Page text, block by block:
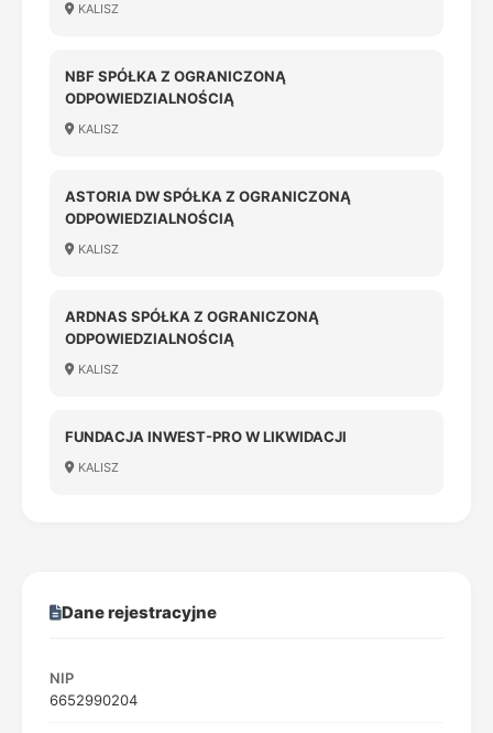
KALISZ
NBF SPÓŁKA Z OGRANICZONĄ
ODPOWIEDZIALNOŚCIĄ
KALISZ
ASTORIA DW SPÓŁKA Z OGRANICZONĄ
ODPOWIEDZIALNOŚCIĄ
KALISZ
ARDNAS SPÓŁKA Z OGRANICZONĄ
ODPOWIEDZIALNOŚCIĄ
KALISZ
FUNDACJA INWEST-PRO W LIKWIDACJI
KALISZ
Dane rejestracyjne
NIP
6652990204